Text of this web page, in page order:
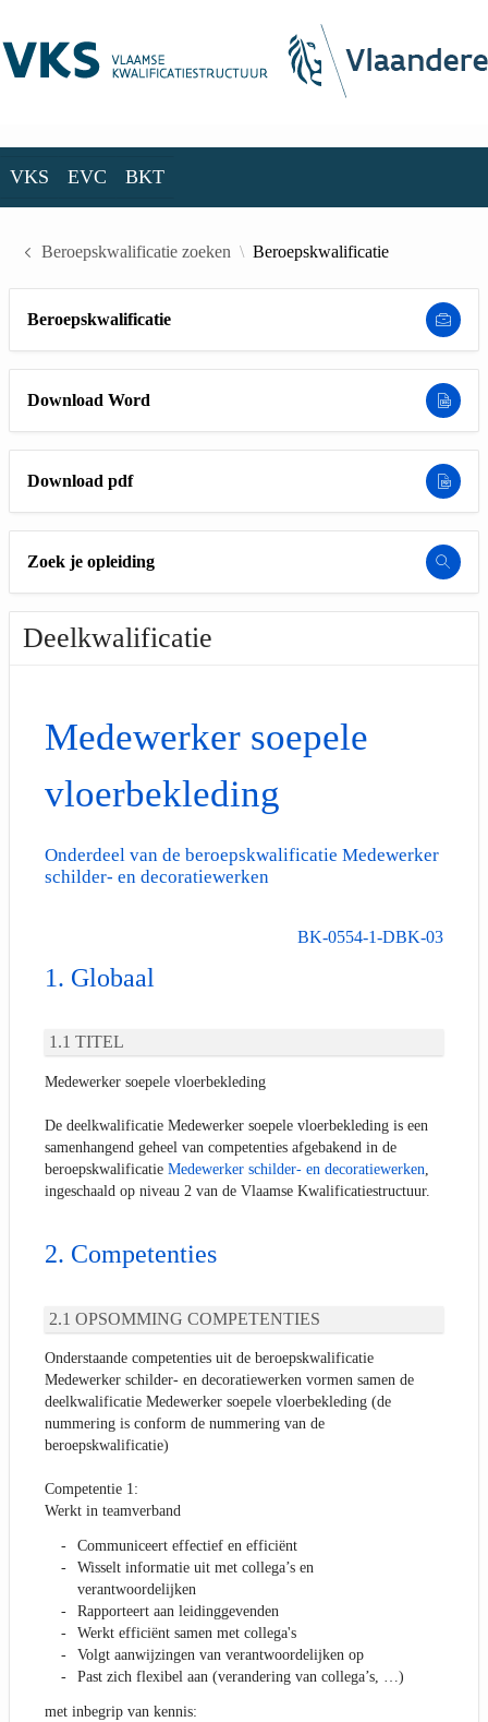
VKS EVC BKT
Beroepskwalificatie zoeken Beroepskwalificatie
Beroepskwalificatie
Download Word
Download pdf
Zoek je opleiding
Deelkwalificatie
Medewerker soepele
vloerbekleding
Onderdeel van de beroepskwalificatie Medewerker
schilder- en decoratiewerken
BK-0554-1-DBK-03
Globaal
TITEL
Medewerker soepele vloerbekleding
De deelkwalificatie Medewerker soepele vloerbekleding is een
samenhangend geheel van competenties afgebakend in de
beroepskwalificatie Medewerker schilder- en decoratiewerken,
ingeschaald op niveau 2 van de Vlaamse Kwalificatiestructuur.
Competenties
OPSOMMING COMPETENTIES
Onderstaande competenties uit de beroepskwalificatie
Medewerker schilder- en decoratiewerken vormen samen de
deelkwalificatie Medewerker soepele vloerbekleding (de
nummering is conform de nummering van de
beroepskwalificatie)
Competentie 1:
Werkt in teamverband
Communiceert effectief en efficiënt
Wisselt informatie uit met collega’s en
verantwoordelijken
Rapporteert aan leidinggevenden
Werkt efficiënt samen met collega's
Volgt aanwijzingen van verantwoordelijken op
Past zich flexibel aan (verandering van collega’s, …)
met inbegrip van kennis: